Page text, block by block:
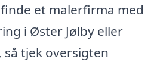
et malerfirma med
i Øster Jølby eller
tjek oversigten